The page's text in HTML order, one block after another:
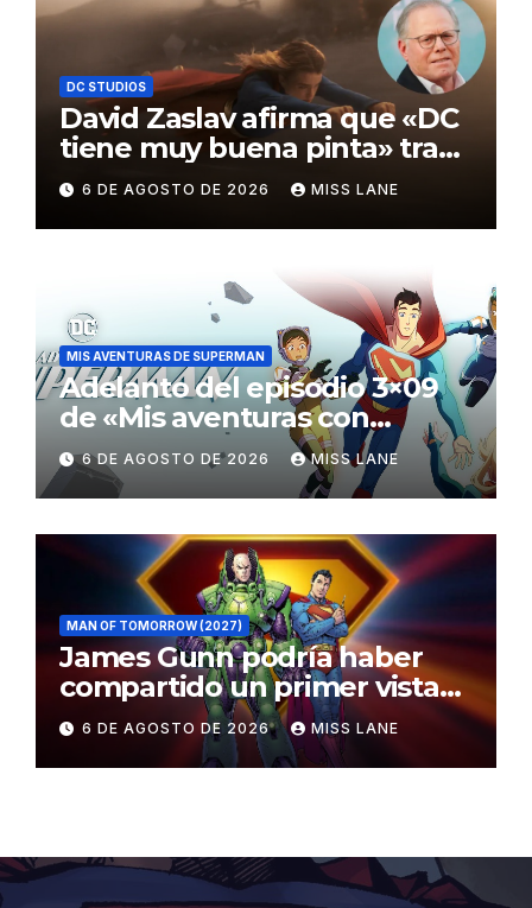
DC STUDIOS
David Zaslav afirma que «DC
tiene muy buena pinta» tras
el fracaso de «Supergirl»
6 DE AGOSTO DE 2026 MISS LANE
MIS AVENTURAS DE SUPERMAN
Adelanto del episodio 3×09
de «Mis aventuras con
Superman»
6 DE AGOSTO DE 2026 MISS LANE
MAN OF TOMORROW (2027)
James Gunn podría haber
compartido un primer vistazo
al traje de Brainiac
6 DE AGOSTO DE 2026 MISS LANE